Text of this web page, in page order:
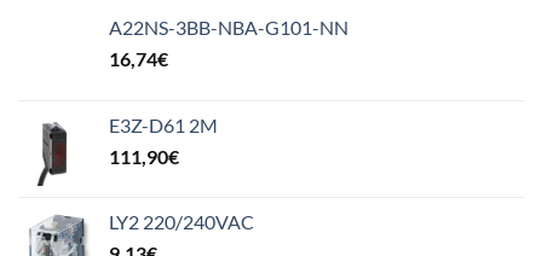
A22NS-3BB-NBA-G101-NN
16,74€
E3Z-D61 2M
111,90€
LY2 220/240VAC